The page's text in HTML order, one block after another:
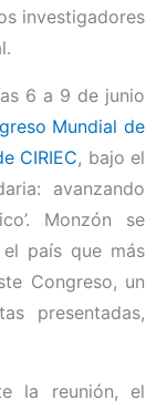
investigadores
6 a 9 de junio
Mundial de
CIRIEC, bajo el
avanzando
Monzón se
país que más
Congreso, un
presentadas,
la reunión, el